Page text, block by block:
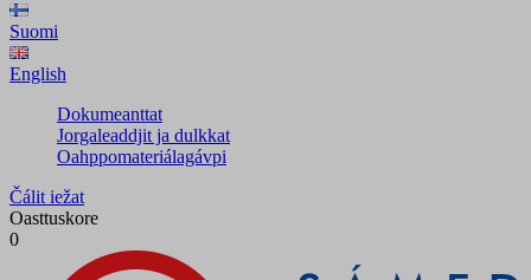
Suomi
English
Dokumeanttat
Jorgaleaddjit ja dulkkat
Oahppomateriálagávpi
Čálit iežat
Oasttuskore
0